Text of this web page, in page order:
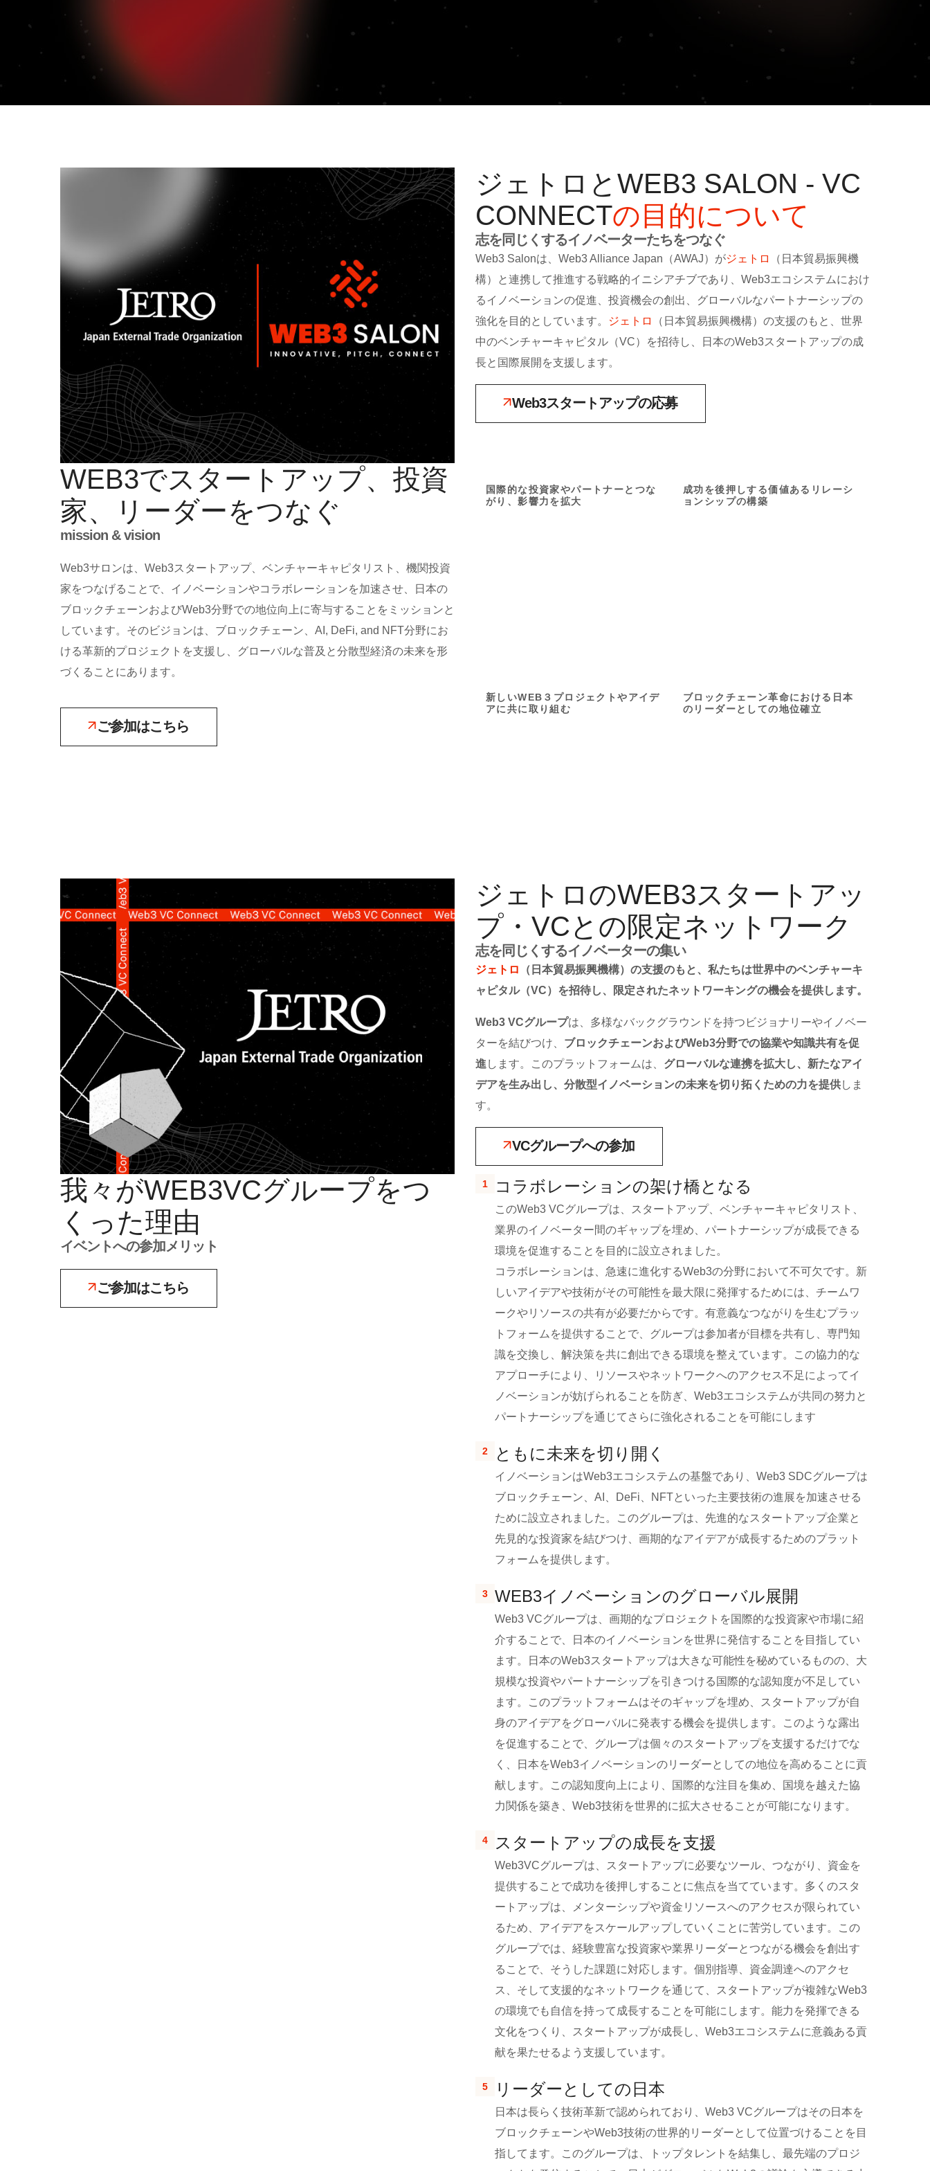
志を同じくするイノベーターたちをつなぐ
ジェトロとWEB3 SALON - VC
CONNECTの目的について
Web3 Salonは、Web3 Alliance Japan（AWAJ）がジェトロ
（日本貿易振興機
構）
と連携して推進する戦略的イニシアチブであり、Web3エコシステムにおけ
るイノベーションの促進、投資機会の創出、グローバルなパートナーシップの
強化を目的としています。
ジェトロ （日本貿易振興機構） の支援のもと、世界
中のベンチャーキャピタル（VC）を招待し、日本のWeb3スタートアップの成
長と国際展開を支援します。
Web3スタートアップの応募
mission & vision
WEB3でスタートアップ、投資
家、リーダーをつなぐ
Web3サロンは、Web3スタートアップ、ベンチャーキャピタリスト、機関投資
家をつなげることで、イノベーションやコラボレーションを加速させ、日本の
ブロックチェーンおよびWeb3分野での地位向上に寄与することをミッションと
しています。そのビジョンは、ブロックチェーン、AI, DeFi, and NFT分野にお
ける革新的プロジェクトを支援し、グローバルな普及と分散型経済の未来を形
づくることにあります。
ご参加はこちら
国際的な投資家やパートナーとつな
がり、影響力を拡大
Innovations
最先端のWeb3プロジェクトを国際
成功を後押しする価値あるリレーシ
ョンシップの構築
Career
トップWeb3スタートアップ、
新しいWEB３プロジェクトやアイデ
アに共に取り組む
Support
ブロックチェーン、AI、DeFi、
ブロックチェーン革命における日本
のリーダーとしての地位確立
Community
国際的な注目を集め、グローバル
志を同じくするイノベーターの集い
ジェトロのWEB3スタートアッ
プ・VCとの限定ネットワーク
ジェトロ （日本貿易振興機構） の支援のもと、私たちは世界中のベンチャーキ
ャピタル（VC）を招待し、限定されたネットワーキングの機会を提供します。
Web3 VCグループは、多様なバックグラウンドを持つビジョナリーやイノベー
ターを結びつけ、 ブロックチェーンおよびWeb3分野での協業や知識共有を促
進 します。このプラットフォームは、 グローバルな連携を拡大し、新たなアイ
デアを生み出し、分散型イノベーションの未来を切り拓くための力を提供しま
す。
VCグループへの参加
イベントへの参加メリット
我々がWEB3VCグループをつ
くった理由
ご参加はこちら
1 コラボレーションの架け橋となる
このWeb3 VCグループは、スタートアップ、ベンチャーキャピタリスト、
業界のイノベーター間のギャップを埋め、パートナーシップが成長できる
環境を促進することを目的に設立されました。
コラボレーションは、急速に進化するWeb3の分野において不可欠です。新
しいアイデアや技術がその可能性を最大限に発揮するためには、チームワ
ークやリソースの共有が必要だからです。有意義なつながりを生むプラッ
トフォームを提供することで、グループは参加者が目標を共有し、専門知
識を交換し、解決策を共に創出できる環境を整えています。この協力的な
アプローチにより、リソースやネットワークへのアクセス不足によってイ
ノベーションが妨げられることを防ぎ、Web3エコシステムが共同の努力と
パートナーシップを通じてさらに強化されることを可能にします
2 ともに未来を切り開く
イノベーションはWeb3エコシステムの基盤であり、Web3 SDCグループは
ブロックチェーン、AI、DeFi、NFTといった主要技術の進展を加速させる
ために設立されました。このグループは、先進的なスタートアップ企業と
先見的な投資家を結びつけ、画期的なアイデアが成長するためのプラット
フォームを提供します。
3 WEB3イノベーションのグローバル展開
Web3 VCグループは、画期的なプロジェクトを国際的な投資家や市場に紹
介することで、日本のイノベーションを世界に発信することを目指してい
ます。日本のWeb3スタートアップは大きな可能性を秘めているものの、大
規模な投資やパートナーシップを引きつける国際的な認知度が不足してい
ます。このプラットフォームはそのギャップを埋め、スタートアップが自
身のアイデアをグローバルに発表する機会を提供します。このような露出
を促進することで、グループは個々のスタートアップを支援するだけでな
く、日本をWeb3イノベーションのリーダーとしての地位を高めることに貢
献します。この認知度向上により、国際的な注目を集め、国境を越えた協
力関係を築き、Web3技術を世界的に拡大させることが可能になります。
4 スタートアップの成長を支援
Web3VCグループは、スタートアップに必要なツール、つながり、資金を
提供することで成功を後押しすることに焦点を当てています。多くのスタ
ートアップは、メンターシップや資金リソースへのアクセスが限られてい
るため、アイデアをスケールアップしていくことに苦労しています。この
グループでは、経験豊富な投資家や業界リーダーとつながる機会を創出す
ることで、そうした課題に対応します。個別指導、資金調達へのアクセ
ス、そして支援的なネットワークを通じて、スタートアップが複雑なWeb3
の環境でも自信を持って成長することを可能にします。能力を発揮できる
文化をつくり、スタートアップが成長し、Web3エコシステムに意義ある貢
献を果たせるよう支援しています。
5 リーダーとしての日本
日本は長らく技術革新で認められており、Web3 VCグループはその日本を
ブロックチェーンやWeb3技術の世界的リーダーとして位置づけることを目
指してます。このグループは、トップタレントを結集し、最先端のプロジ